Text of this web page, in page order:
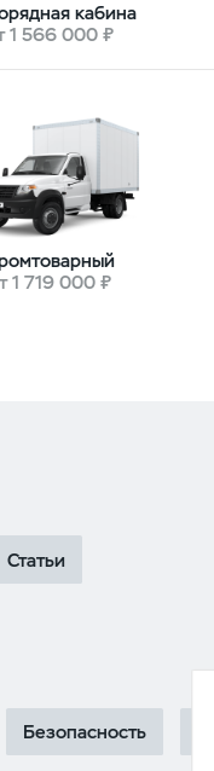
кабина
1 566 000 ₽
1 719 000 ₽
Статьи
Безопасность